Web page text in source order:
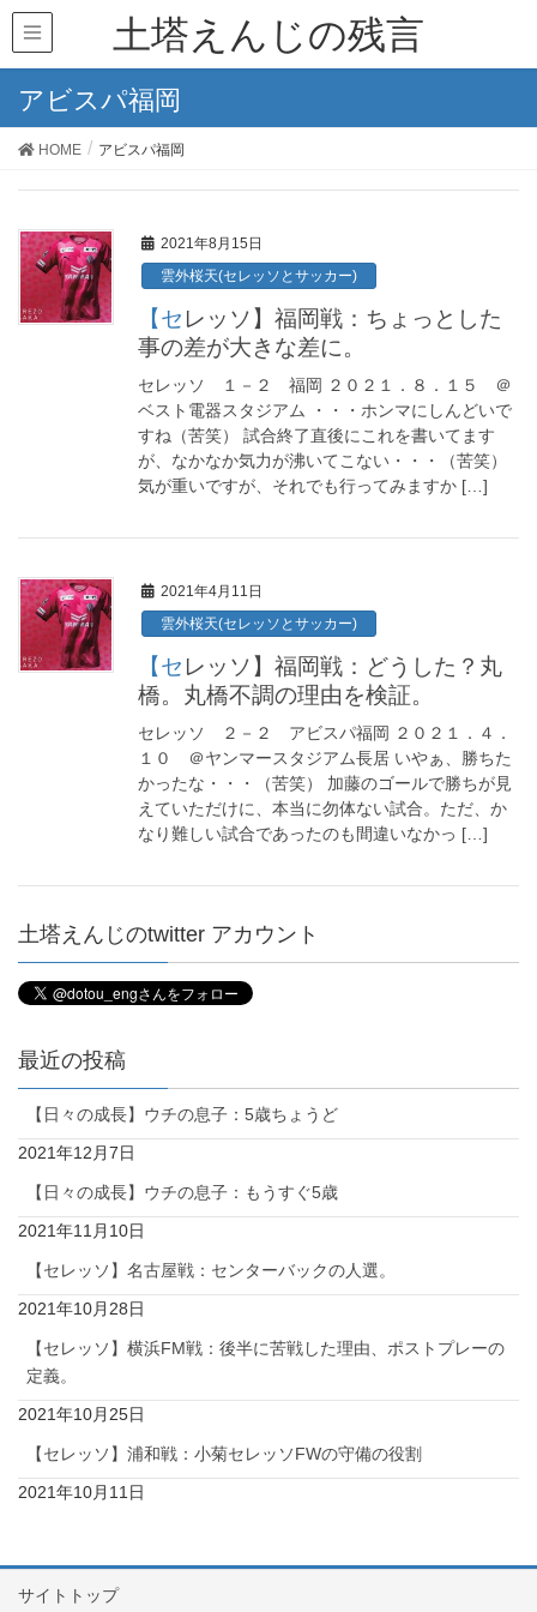
土塔えんじの残言
アビスパ福岡
HOME アビスパ福岡
2021年8月15日
雲外桜天(セレッソとサッカー)
【セレッソ】福岡戦：ちょっとした
事の差が大きな差に。
セレッソ １－２ 福岡 ２０２１．８．１５ ＠
ベスト電器スタジアム ・・・ホンマにしんどいで
すね（苦笑） 試合終了直後にこれを書いてます
が、なかなか気力が沸いてこない・・・（苦笑）
気が重いですが、それでも行ってみますか […]
2021年4月11日
雲外桜天(セレッソとサッカー)
【セレッソ】福岡戦：どうした？丸
橋。丸橋不調の理由を検証。
セレッソ ２－２ アビスパ福岡 ２０２１．４．
１０ ＠ヤンマースタジアム長居 いやぁ、勝ちた
かったな・・・（苦笑） 加藤のゴールで勝ちが見
えていただけに、本当に勿体ない試合。ただ、か
なり難しい試合であったのも間違いなかっ […]
土塔えんじのtwitter アカウント
最近の投稿
【日々の成長】ウチの息子：5歳ちょうど
2021年12月7日
【日々の成長】ウチの息子：もうすぐ5歳
2021年11月10日
【セレッソ】名古屋戦：センターバックの人選。
2021年10月28日
【セレッソ】横浜FM戦：後半に苦戦した理由、ポストプレーの
定義。
2021年10月25日
【セレッソ】浦和戦：小菊セレッソFWの守備の役割
2021年10月11日
サイトトップ